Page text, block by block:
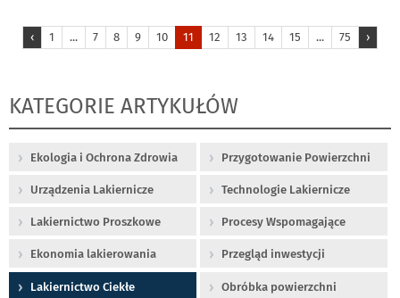
‹ 1 ... 7 8 9 10 11 12 13 14 15 ... 75 ›
KATEGORIE ARTYKUŁÓW
Ekologia i Ochrona Zdrowia Przygotowanie Powierzchni
Urządzenia Lakiernicze Technologie Lakiernicze
Lakiernictwo Proszkowe Procesy Wspomagające
Ekonomia lakierowania Przegląd inwestycji
Lakiernictwo Ciekłe Obróbka powierzchni